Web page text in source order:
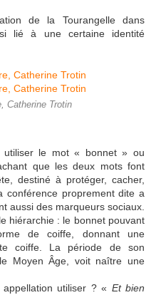
de la Tourangelle dans
lié à une certaine identité
Catherine Trotin
utiliser le mot « bonnet » ou
que les deux mots font
destiné à protéger, cacher,
conférence proprement dite a
aussi des marqueurs sociaux.
hiérarchie : le bonnet pouvant
de coiffe, donnant une
coiffe. La période de son
Moyen Âge, voit naître une
utiliser ? « Et bien